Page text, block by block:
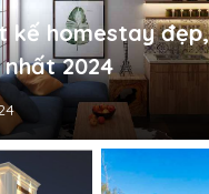
kế homestay
2024